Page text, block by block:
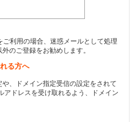
利用の場合、迷惑メールとして処理
のご登録をお勧めします。
る方へ
、ドメイン指定受信の設定をされて
アドレスを受け取れるよう、ドメイン